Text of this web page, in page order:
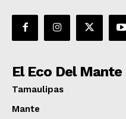
El Eco Del Mante
Tamaulipas
Mante